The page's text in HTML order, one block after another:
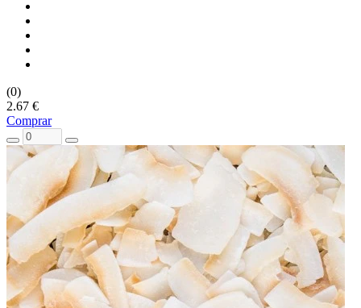
(0)
2.67 €
Comprar